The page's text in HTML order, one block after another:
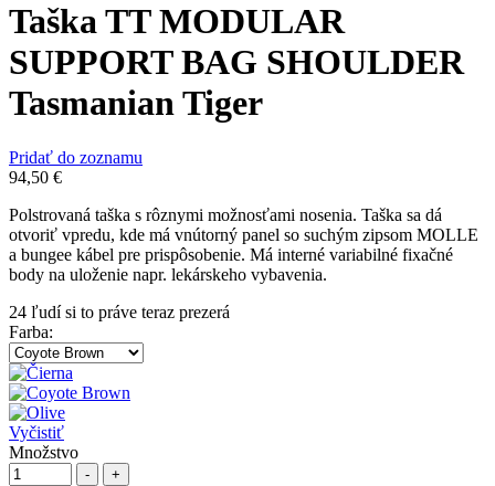
Taška TT MODULAR
SUPPORT BAG SHOULDER
Tasmanian Tiger
Pridať do zoznamu
94,50 €
Polstrovaná taška s rôznymi možnosťami nosenia. Taška sa dá
otvoriť vpredu, kde má vnútorný panel so suchým zipsom MOLLE
a bungee kábel pre prispôsobenie. Má interné variabilné fixačné
body na uloženie napr. lekárskeho vybavenia.
24 ľudí si to práve teraz prezerá
Farba:
Vyčistiť
Množstvo
- +